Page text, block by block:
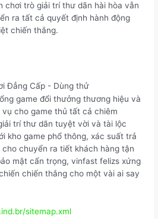
chơi trò giải trí thư dãn hài hòa vẫn
ra tất cả quyết định hành động
chiến thắng.
game đổi thưởng thương hiệu và
cho game thủ tất cả chiêm
trí thư dãn tuyệt vời và tài lộc
kho game phổ thông, xác suất trả
chuyển ra tiết khách hàng tận
mật cẩn trọng, vinfast felizs xứng
chiến thắng cho một vài ai say
sitemap.xml